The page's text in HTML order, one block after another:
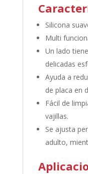
Silicona
Multi
Un lado
delicadas
Ayuda a
de placa en
Fácil de
vajillas.
Se ajusta
adulto,